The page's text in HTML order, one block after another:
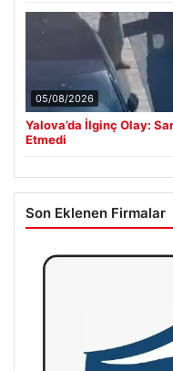
05/08/2026
Yalova’da İlginç Olay:
Etmedi
Son Eklenen Firmalar